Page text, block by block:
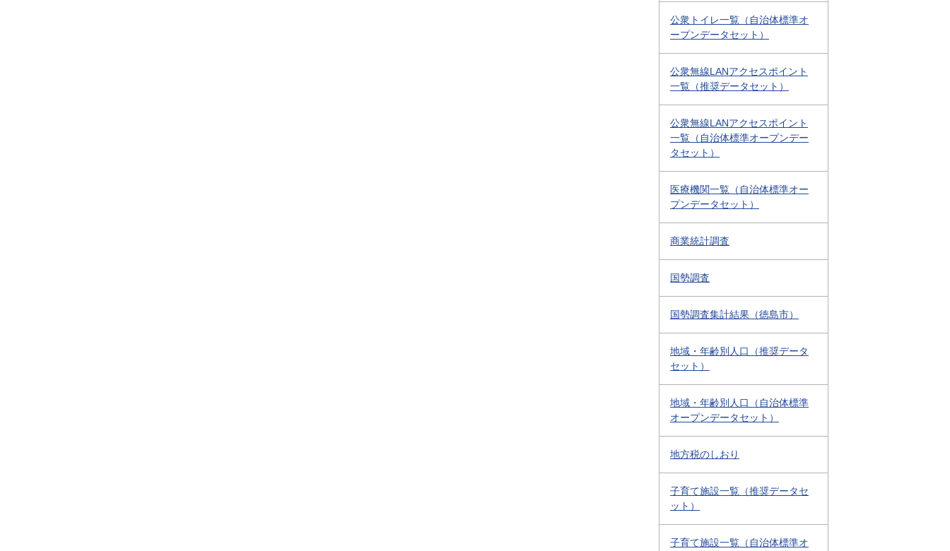
公衆トイレ一覧（自治体標準オ
ープンデータセット）
公衆無線LANアクセスポイント
一覧（推奨データセット）
公衆無線LANアクセスポイント
一覧（自治体標準オープンデー
タセット）
医療機関一覧（自治体標準オー
プンデータセット）
商業統計調査
国勢調査
国勢調査集計結果（徳島市）
地域・年齢別人口（推奨データ
セット）
地域・年齢別人口（自治体標準
オープンデータセット）
地方税のしおり
子育て施設一覧（推奨データセ
ット）
子育て施設一覧（自治体標準オ